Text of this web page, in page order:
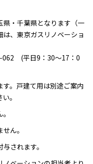
・千葉県となります（一
、東京ガスリノベーショ
062 (平日9：30～17：0
。戸建て用は別途ご案内
。
ん。
されます。